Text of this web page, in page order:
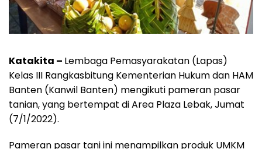
Katakita – Lembaga Pemasyarakatan (Lapas)
Kelas III Rangkasbitung Kementerian Hukum dan HAM
Banten (Kanwil Banten) mengikuti pameran pasar
tanian, yang bertempat di Area Plaza Lebak, Jumat
(7/1/2022).
Pameran pasar tani ini menampilkan produk UMKM